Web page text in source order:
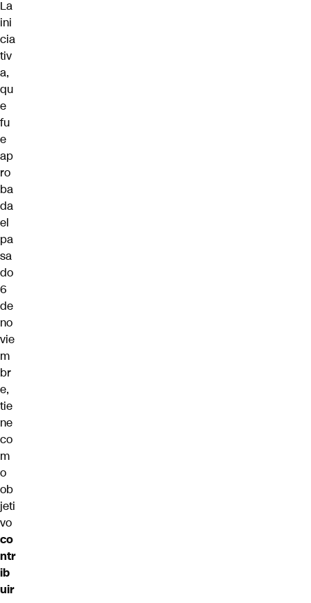
La
ini
cia
tiv
a,
qu
e
fu
e
ap
ro
ba
da
el
pa
sa
do
6
de
no
vie
m
br
e,
tie
ne
co
m
o
ob
jeti
vo
co
ntr
ib
uir